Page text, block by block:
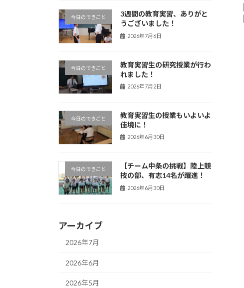
今日のできごと
3週間の教育実習、ありがと
うございました！
2026年7月6日
今日のできごと
教育実習生の研究授業が行わ
れました！
2026年7月2日
今日のできごと
教育実習生の授業もいよいよ
佳境に！
2026年6月30日
今日のできごと
【チーム中条の挑戦】陸上競
技の部、有志14名が躍進！
2026年6月30日
アーカイブ
2026年7月
2026年6月
2026年5月